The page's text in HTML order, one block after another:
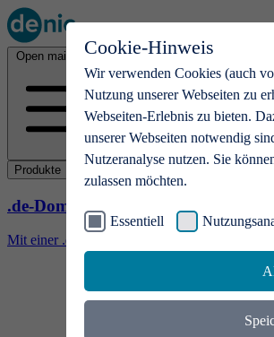
Cookie-Hinweis
Wir verwenden Cookies (auch
Nutzung unserer Webseiten zu
Webseiten-Erlebnis zu bieten.
unserer Webseiten notwendig
Nutzeranalyse nutzen. Sie
zulassen möchten.
Essentiell
Open main menu
Produkte
.de-Domains
Mit einer .de-Domain erhalten Ideen eine Bühne